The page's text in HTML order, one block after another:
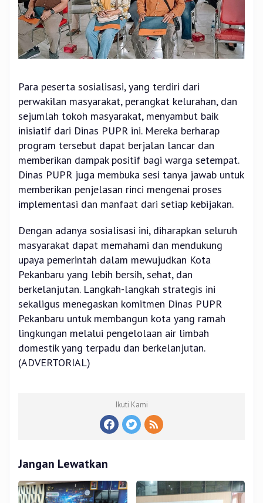
Para peserta sosialisasi, yang terdiri dari
perwakilan masyarakat, perangkat kelurahan, dan
sejumlah tokoh masyarakat, menyambut baik
inisiatif dari Dinas PUPR ini. Mereka berharap
program tersebut dapat berjalan lancar dan
memberikan dampak positif bagi warga setempat.
Dinas PUPR juga membuka sesi tanya jawab untuk
memberikan penjelasan rinci mengenai proses
implementasi dan manfaat dari setiap kebijakan.
Dengan adanya sosialisasi ini, diharapkan seluruh
masyarakat dapat memahami dan mendukung
upaya pemerintah dalam mewujudkan Kota
Pekanbaru yang lebih bersih, sehat, dan
berkelanjutan. Langkah-langkah strategis ini
sekaligus menegaskan komitmen Dinas PUPR
Pekanbaru untuk membangun kota yang ramah
lingkungan melalui pengelolaan air limbah
domestik yang terpadu dan berkelanjutan.
(ADVERTORIAL)
Ikuti Kami
Jangan Lewatkan